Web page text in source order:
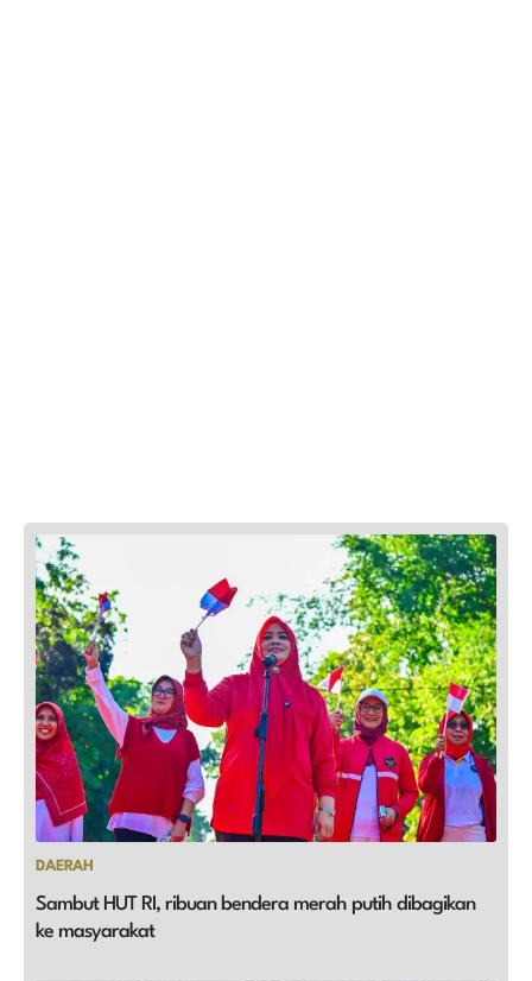
DAERAH
Sambut HUT RI, ribuan bendera merah putih dibagikan
ke masyarakat